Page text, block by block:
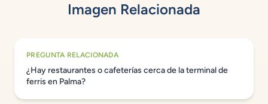
Imagen Relacionada
PREGUNTA RELACIONADA
¿Hay restaurantes o cafeterías cerca de la terminal de
ferris en Palma?